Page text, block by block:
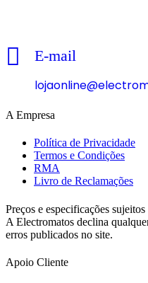
E-mail
A Empresa
Política de Privacidade
Termos e Condições
RMA
Livro de Reclamações
Preços e especificações
A Electromatos declina
erros publicados no site.
Apoio Cliente